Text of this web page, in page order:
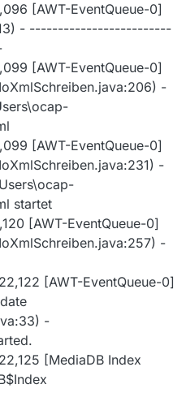
[AWT-EventQueue-0]
- -------------------------
[AWT-EventQueue-0]
-
[AWT-EventQueue-0]
-
startet
[AWT-EventQueue-0]
-
[AWT-EventQueue-0]
-
[MediaDB Index